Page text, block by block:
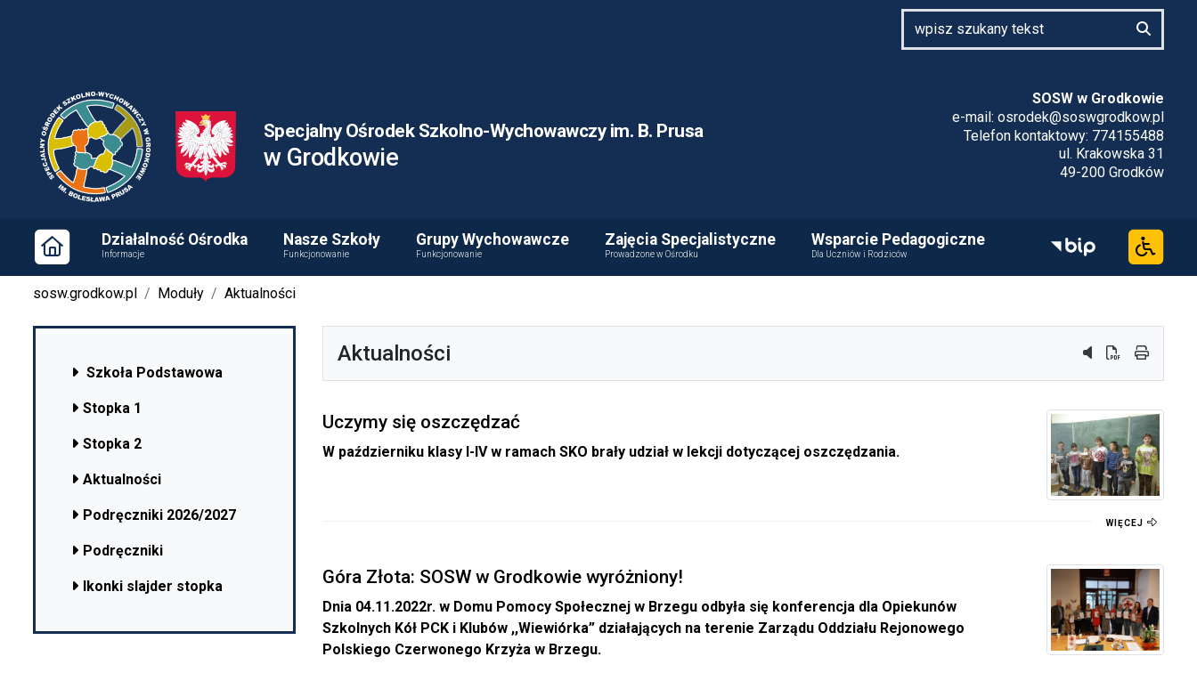
Specjalny Ośrodek Szkolno-Wychowawczy im. B. Prusa
w Grodkowie
SOSW w Grodkowie
e-mail: osrodek@soswgrodkow.pl
Telefon kontaktowy: 774155488
ul. Krakowska 31
49-200 Grodków
Działalność Ośrodka
Informacje
Nasze Szkoły
Funkcjonowanie
Grupy Wychowawcze
Funkcjonowanie
Zajęcia Specjalistyczne
Prowadzone w Ośrodku
Wsparcie Pedagogiczne
Dla Uczniów i Rodziców
sosw.grodkow.pl Moduły Aktualności
Szkoła Podstawowa
Stopka 1
Stopka 2
Aktualności
Podręczniki 2026/2027
Podręczniki
Ikonki slajder stopka
Aktualności przycisk do
przycisk do
przycisk
Uczymy się oszczędzać
W październiku klasy I-IV w ramach SKO brały udział w lekcji dotyczącej oszczędzania.
WIĘCEJ
Góra Złota: SOSW w Grodkowie wyróżniony!
Dnia 04.11.2022r. w Domu Pomocy Społecznej w Brzegu odbyła się konferencja dla Opiekunów
Szkolnych Kół PCK i Klubów ,,Wiewiórka” działających na terenie Zarządu Oddziału Rejonowego
Polskiego Czerwonego Krzyża w Brzegu.